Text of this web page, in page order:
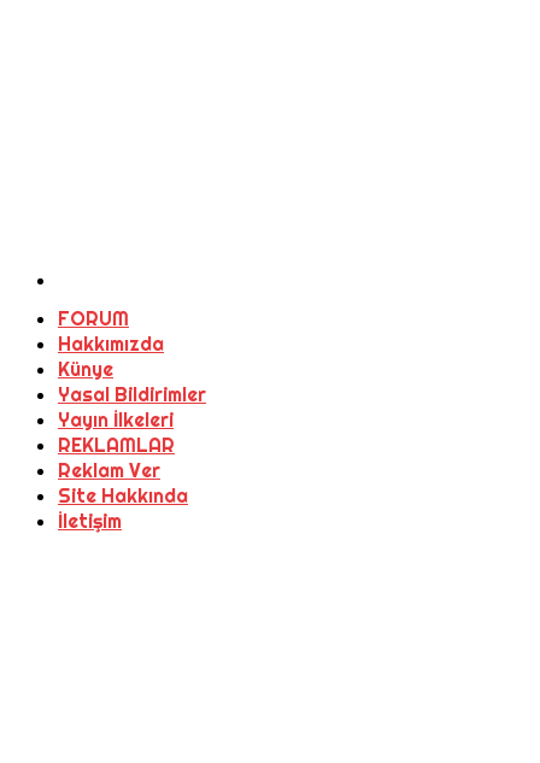
FORUM
Hakkımızda
Künye
Yasal Bildirimler
Yayın İlkeleri
REKLAMLAR
Reklam Ver
Site Hakkında
İletişim